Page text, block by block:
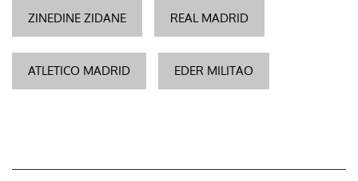
ZINEDINE ZIDANE REAL MADRID
ATLETICO MADRID EDER MILITAO